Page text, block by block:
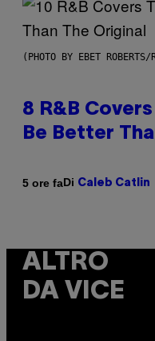
(PHOTO BY EBET ROBERTS/
8 R&B
Be Better
5 ore faDi Caleb Catlin
ALTRO
DA VICE